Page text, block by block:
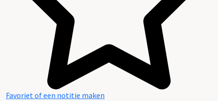
Favoriet of een notitie maken